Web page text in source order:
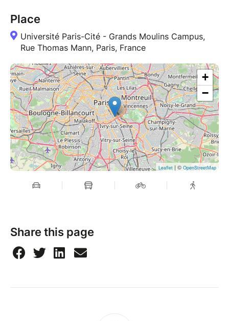
Place
Université Paris-Cité - Grands Moulins Campus,
Rue Thomas Mann, Paris, France
+
−
Leaflet | © OpenStreetMap
Share this page